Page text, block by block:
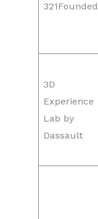
321Founded
3D
Experience
Lab by
Dassault